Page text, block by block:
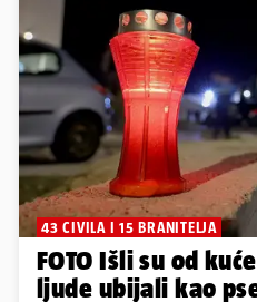
43 CIVILA I 15 BRANITELJA
FOTO Išli su od
ljude ubijali kao